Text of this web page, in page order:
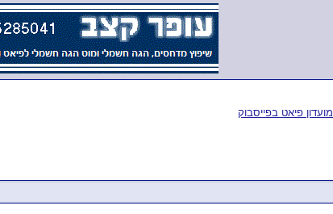
מועדון פיאט בפייסבוק